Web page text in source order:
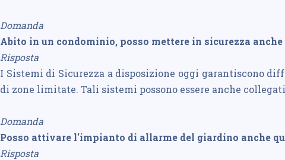
Domanda
Abito in un condominio, posso mettere in sicurezza
Risposta
I Sistemi di Sicurezza a disposizione oggi garantiscono
di zone limitate. Tali sistemi possono essere anche
Domanda
Posso attivare l'impianto di allarme del giardino anche
Risposta